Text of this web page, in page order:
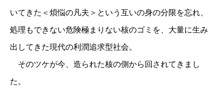
いてきた＜煩悩の凡夫＞という互いの身の分限を忘れ、
処理もできない危険極まりない核のゴミを、大量に生み
出してきた現代の利潤追求型社会。
そのツケが今、造られた核の側から回されてきまし
た。